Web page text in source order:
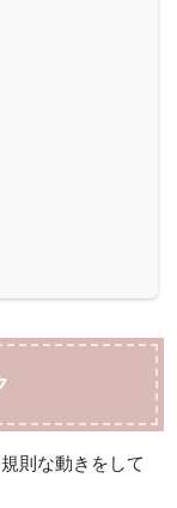
則な動きをして